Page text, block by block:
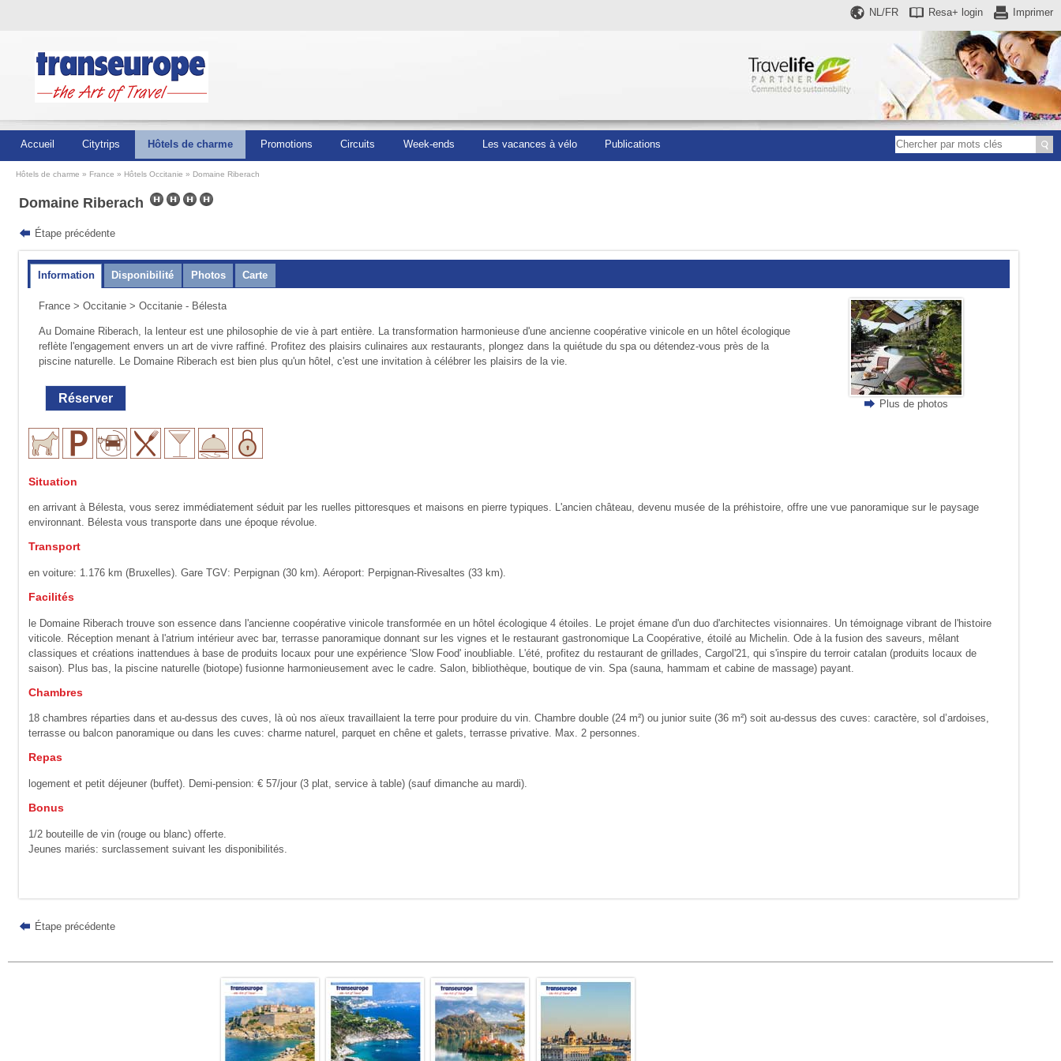
Imprimer
Resa+ login
NL/FR
Accueil Citytrips Hôtels de charme Promotions Circuits Week-ends Les vacances à vélo Publications
Hôtels de charme France Hôtels Occitanie Domaine Riberach
Domaine Riberach
Étape précédente
Information Disponibilité Photos Carte
France >Occitanie > Occitanie - Bélesta
Au Domaine Riberach, la lenteur est une philosophie de vie à part entière. La transformation harmonieuse d'une ancienne coopérative vinicole en un hôtel écologique
reflète l'engagement envers un art de vivre raffiné. Profitez des plaisirs culinaires aux restaurants, plongez dans la quiétude du spa ou détendez-vous près de la
piscine naturelle. Le Domaine Riberach est bien plus qu'un hôtel, c'est une invitation à célébrer les plaisirs de la vie.
Réserver Plus de photos
Situation
en arrivant à Bélesta, vous serez immédiatement séduit par les ruelles pittoresques et maisons en pierre typiques. L'ancien château, devenu musée de la préhistoire, offre une vue panoramique sur le paysage
environnant. Bélesta vous transporte dans une époque révolue.
Transport
en voiture: 1.176 km (Bruxelles). Gare TGV: Perpignan (30 km). Aéroport: Perpignan-Rivesaltes (33 km).
Facilités
le Domaine Riberach trouve son essence dans l'ancienne coopérative vinicole transformée en un hôtel écologique 4 étoiles. Le projet émane d'un duo d'architectes visionnaires. Un témoignage vibrant de l'histoire
viticole. Réception menant à l'atrium intérieur avec bar, terrasse panoramique donnant sur les vignes et le restaurant gastronomique La Coopérative, étoilé au Michelin. Ode à la fusion des saveurs, mêlant
classiques et créations inattendues à base de produits locaux pour une expérience 'Slow Food' inoubliable. L'été, profitez du restaurant de grillades, Cargol'21, qui s'inspire du terroir catalan (produits locaux de
saison). Plus bas, la piscine naturelle (biotope) fusionne harmonieusement avec le cadre. Salon, bibliothèque, boutique de vin. Spa (sauna, hammam et cabine de massage) payant.
Chambres
18 chambres réparties dans et au-dessus des cuves, là où nos aïeux travaillaient la terre pour produire du vin. Chambre double (24 m²) ou junior suite (36 m²) soit au-dessus des cuves: caractère, sol d’ardoises,
terrasse ou balcon panoramique ou dans les cuves: charme naturel, parquet en chêne et galets, terrasse privative. Max. 2 personnes.
Repas
logement et petit déjeuner (buffet). Demi-pension: € 57/jour (3 plat, service à table) (sauf dimanche au mardi).
Bonus
1/2 bouteille de vin (rouge ou blanc) offerte.
Jeunes mariés: surclassement suivant les disponibilités.
Étape précédente